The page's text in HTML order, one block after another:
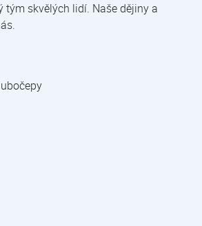
tým skvělých lidí. Naše dějiny a